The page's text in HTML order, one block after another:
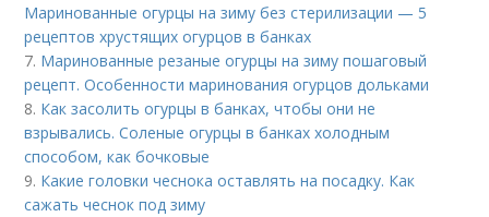
Маринованные огурцы на зиму без стерилизации — 5
рецептов хрустящих огурцов в банках
7. Маринованные резаные огурцы на зиму пошаговый
рецепт. Особенности маринования огурцов дольками
8. Как засолить огурцы в банках, чтобы они не
взрывались. Соленые огурцы в банках холодным
способом, как бочковые
9. Какие головки чеснока оставлять на посадку. Как
сажать чеснок под зиму